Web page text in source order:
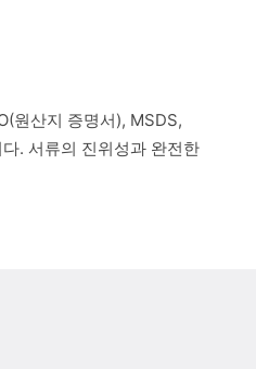
원산지 증명서), MSDS,
. 서류의 진위성과 완전한